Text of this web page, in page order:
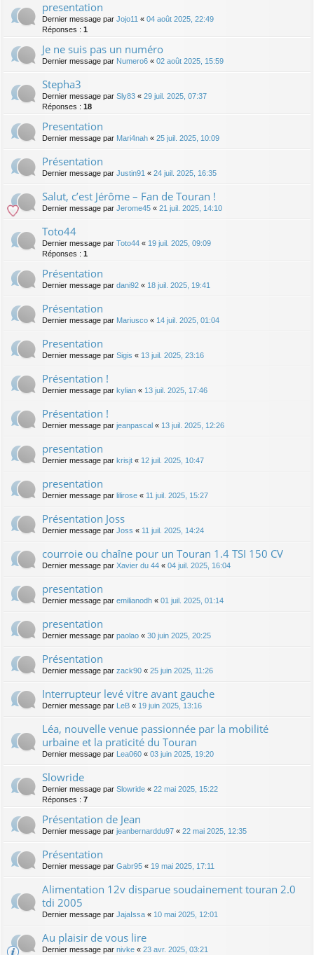
presentation
Dernier message par Jojo11 « 04 août 2025, 22:49
Réponses : 1
Je ne suis pas un numéro
Dernier message par Numero6 « 02 août 2025, 15:59
Stepha3
Dernier message par Sly83 « 29 juil. 2025, 07:37
Réponses : 18
Presentation
Dernier message par Mari4nah « 25 juil. 2025, 10:09
Présentation
Dernier message par Justin91 « 24 juil. 2025, 16:35
Salut, c’est Jérôme – Fan de Touran !
Dernier message par Jerome45 « 21 juil. 2025, 14:10
Toto44
Dernier message par Toto44 « 19 juil. 2025, 09:09
Réponses : 1
Présentation
Dernier message par dani92 « 18 juil. 2025, 19:41
Présentation
Dernier message par Mariusco « 14 juil. 2025, 01:04
Presentation
Dernier message par Sigis « 13 juil. 2025, 23:16
Présentation !
Dernier message par kylian « 13 juil. 2025, 17:46
Présentation !
Dernier message par jeanpascal « 13 juil. 2025, 12:26
presentation
Dernier message par krisjt « 12 juil. 2025, 10:47
presentation
Dernier message par lilirose « 11 juil. 2025, 15:27
Présentation Joss
Dernier message par Joss « 11 juil. 2025, 14:24
courroie ou chaîne pour un Touran 1.4 TSI 150 CV
Dernier message par Xavier du 44 « 04 juil. 2025, 16:04
presentation
Dernier message par emilianodh « 01 juil. 2025, 01:14
presentation
Dernier message par paolao « 30 juin 2025, 20:25
Présentation
Dernier message par zack90 « 25 juin 2025, 11:26
Interrupteur levé vitre avant gauche
Dernier message par LeB « 19 juin 2025, 13:16
Léa, nouvelle venue passionnée par la mobilité
urbaine et la praticité du Touran
Dernier message par Lea060 « 03 juin 2025, 19:20
Slowride
Dernier message par Slowride « 22 mai 2025, 15:22
Réponses : 7
Présentation de Jean
Dernier message par jeanbernarddu97 « 22 mai 2025, 12:35
Présentation
Dernier message par Gabr95 « 19 mai 2025, 17:11
Alimentation 12v disparue soudainement touran 2.0
tdi 2005
Dernier message par JajaIssa « 10 mai 2025, 12:01
Au plaisir de vous lire
Dernier message par nivke « 23 avr. 2025, 03:21